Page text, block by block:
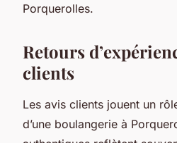
Porquerolles.
Retours
clients
Les avis clients jouent un
d’une boulangerie à